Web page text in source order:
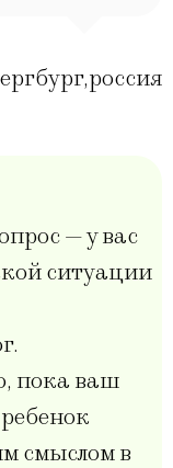
— у вас
ситуации
пока ваш
смыслом в